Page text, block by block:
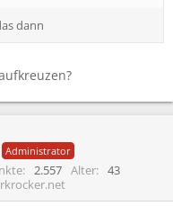
dann
Administrator
2.557 Alter
43